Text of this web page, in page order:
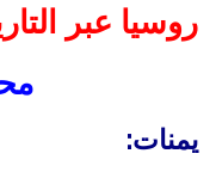
روسيا عبر
يمنات: